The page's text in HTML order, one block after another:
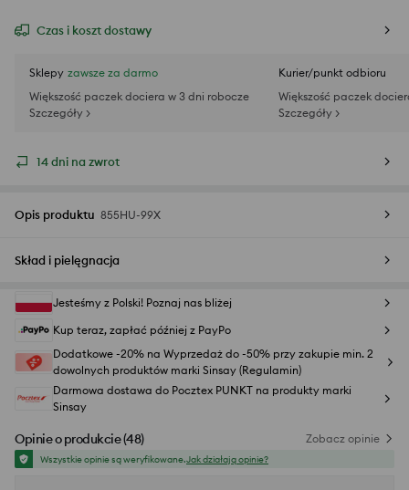
Czas i koszt dostawy
Sklepy zawsze za darmo
Większość paczek dociera w 3 dni robocze
Szczegóły >
Kurier/punkt odbioru
Większość paczek
Szczegóły >
14 dni na zwrot
Opis produktu 855HU-99X
Skład i pielęgnacja
Jesteśmy z Polski! Poznaj nas bliżej
Kup teraz, zapłać później z PayPo
Dodatkowe -20% na Wyprzedaż do -50% przy zakupie min. 2
dowolnych produktów marki Sinsay (Regulamin)
Darmowa dostawa do Pocztex PUNKT na produkty marki
Sinsay
Opinie o produkcie(48) Zobacz opinie
Wszystkie opinie są weryfikowane.Jak działają opinie?